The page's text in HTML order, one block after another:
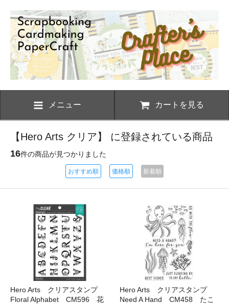
メニュー カートを見る
【Hero Arts クリア】 に登録されている商品
16件の商品が見つかりました
おすすめ順 価格順 新着順
Hero Arts クリアスタンプ
Floral Alphabet CM596 花
Hero Arts クリアスタンプ
Need A Hand CM458 たこ